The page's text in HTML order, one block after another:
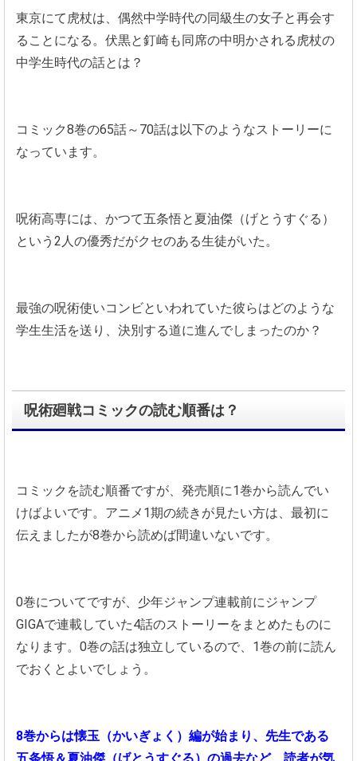
東京にて虎杖は、偶然中学時代の同級生の女子と再会す
ることになる。伏黒と釘崎も同席の中明かされる虎杖の
中学生時代の話とは？
コミック8巻の65話～70話は以下のようなストーリーに
なっています。
呪術高専には、かつて五条悟と夏油傑（げとうすぐる）
という2人の優秀だがクセのある生徒がいた。
最強の呪術使いコンビといわれていた彼らはどのような
学生生活を送り、決別する道に進んでしまったのか？
呪術廻戦コミックの読む順番は？
コミックを読む順番ですが、発売順に1巻から読んでい
けばよいです。アニメ1期の続きが見たい方は、最初に
伝えましたが8巻から読めば間違いないです。
0巻についてですが、少年ジャンプ連載前にジャンプ
GIGAで連載していた4話のストーリーをまとめたものに
なります。0巻の話は独立しているので、1巻の前に読ん
でおくとよいでしょう。
8巻からは懐玉（かいぎょく）編が始まり、先生である